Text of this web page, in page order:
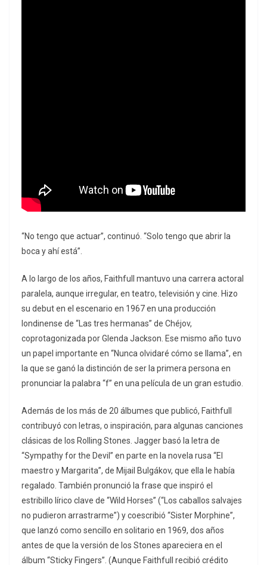
“No tengo que actuar”, continuó. “Solo tengo que abrir la
boca y ahí está”.
A lo largo de los años, Faithfull mantuvo una carrera actoral
paralela, aunque irregular, en teatro, televisión y cine. Hizo
su debut en el escenario en 1967 en una producción
londinense de “Las tres hermanas” de Chéjov,
coprotagonizada por Glenda Jackson. Ese mismo año tuvo
un papel importante en “Nunca olvidaré cómo se llama”, en
la que se ganó la distinción de ser la primera persona en
pronunciar la palabra “f” en una película de un gran estudio.
Además de los más de 20 álbumes que publicó, Faithfull
contribuyó con letras, o inspiración, para algunas canciones
clásicas de los Rolling Stones. Jagger basó la letra de
“Sympathy for the Devil” en parte en la novela rusa “El
maestro y Margarita”, de Mijail Bulgákov, que ella le había
regalado. También pronunció la frase que inspiró el
estribillo lírico clave de “Wild Horses” (“Los caballos salvajes
no pudieron arrastrarme”) y coescribió “Sister Morphine”,
que lanzó como sencillo en solitario en 1969, dos años
antes de que la versión de los Stones apareciera en el
álbum “Sticky Fingers”. (Aunque Faithfull recibió crédito